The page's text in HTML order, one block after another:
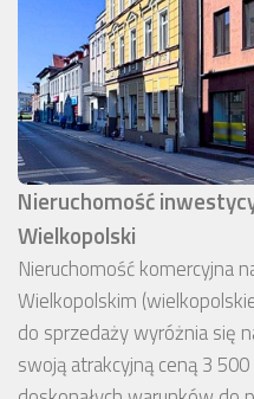
Nieruchomość
Wielkopolski
Nieruchomość komercyjna
Wielkopolskim
do sprzedaży wyróżnia się
swoją atrakcyjną ceną 3